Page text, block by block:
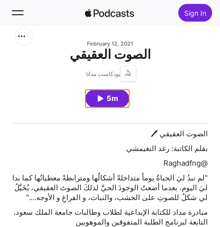
Sign In
February 12, 2021
الصوت العقيقي
بودكاست مداد
5m
الصوت العقيقي 🖊
بقلم الكاتبة: رغد النغيمشي
@Raghadfng
"لم تبدُ ليَ الحياةُ يوماً متداخلةً أشكالُها ومترابطةً معطياتُها كما بدا
ليَ اليوم، بعدما أضعتُ الوجودَ الحيَّ لذلكَ الصوتَ العقيقي، يُخَيَّلُ
لي شكلٌ للصوتِ على الخشب، والنبات، و الفراغِ و الأوجه...."
مبادرة مداد للكتابة الإبداعية لطلاب وطالبات جامعة الملك سعود،
التابعة لبرنامج الطلبة المتفوقين والموهوبين